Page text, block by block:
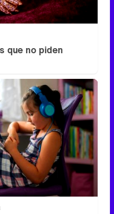
no olvidas tiene